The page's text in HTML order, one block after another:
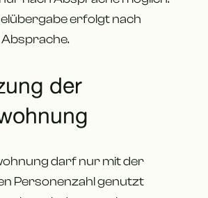
erfolgt nach
der
darf nur mit der
Personenzahl genutzt